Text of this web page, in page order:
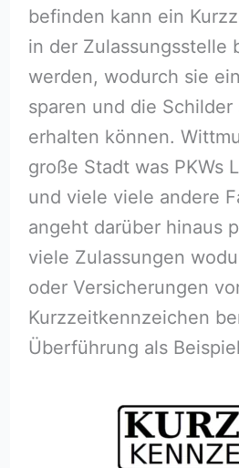
befinden kann ein
in der Zulassungsstelle
werden, wodurch sie
sparen und die Schilder
erhalten können.
große Stadt was PKWs
und viele viele andere
angeht darüber hinaus
viele Zulassungen
oder Versicherungen
Kurzzeitkennzeichen
Überführung als